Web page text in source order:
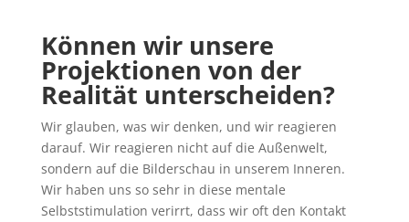
Können wir unsere
Projektionen von der
Realität unterscheiden?
Wir glauben, was wir denken, und wir reagieren
darauf. Wir reagieren nicht auf die Außenwelt,
sondern auf die Bilderschau in unserem Inneren.
Wir haben uns so sehr in diese mentale
Selbststimulation verirrt, dass wir oft den Kontakt